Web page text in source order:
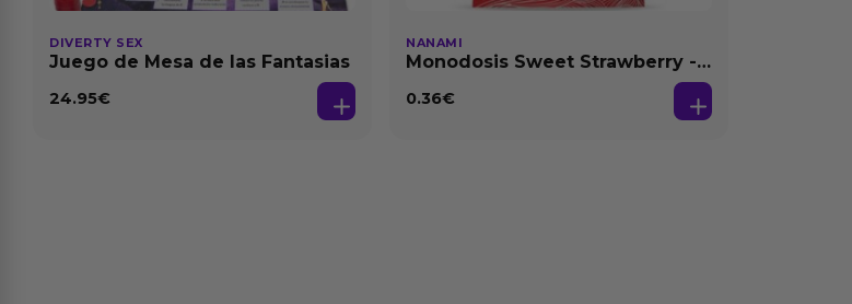
DIVERTY SEX
Juego de Mesa de las Fantasias
24.95€
NANAMI
Monodosis Sweet Strawberry -
0.36€